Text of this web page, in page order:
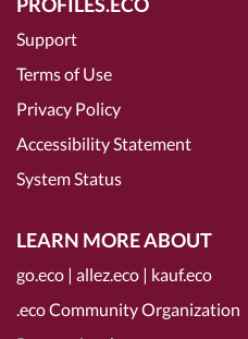
Support
Terms of Use
Privacy Policy
Accessibility Statement
System Status
LEARN MORE ABOUT
go.eco | allez.eco | kauf.eco
.eco Community Organization